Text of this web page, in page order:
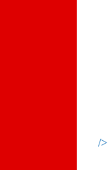
/>